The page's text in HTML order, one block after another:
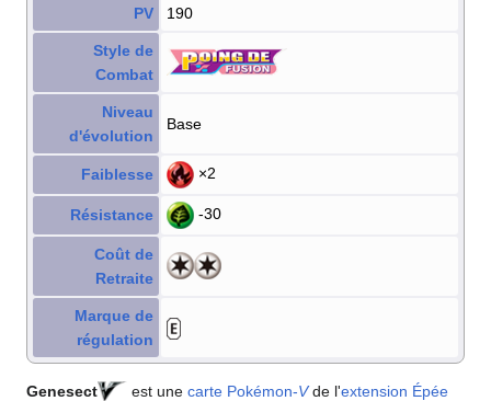
PV 190
Style de
Combat
Niveau
d'évolution
Base
Faiblesse ×2
Résistance -30
Coût de
Retraite
Marque de
régulation
Genesect est une carte Pokémon-Vde l'extension Épée